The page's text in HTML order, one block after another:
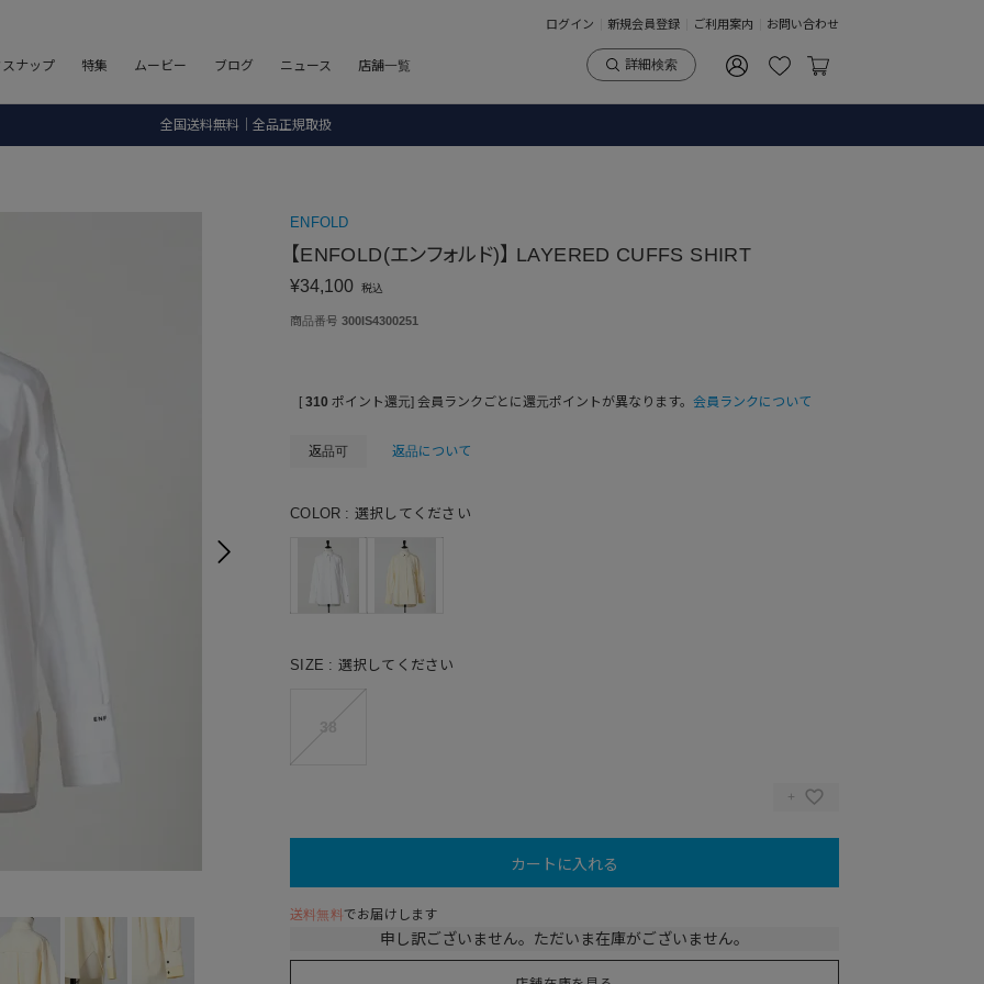
ログイン 新規会員登録 ご利用案内 お問い合わせ
ナップ 特集 ムービー ブログ ニュース 店舗一覧 詳細検索
全国送料無料｜全品正規取扱
ECRU
ENFOLD
【ENFOLD(エンフォルド)】 LAYERED CUFFS SHIRT
¥34,100 税込
商品番号 300IS4300251
[ 310 ポイント還元] 会員ランクごとに還元ポイントが異なります。 会員ランクについて
返品可 返品について
COLOR 選択してください
SIZE 選択してください
カートに入れる
送料無料 でお届けします
申し訳ございません。ただいま在庫がございません。